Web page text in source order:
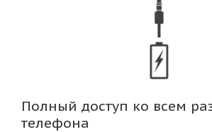
Полный доступ ко всем
телефона